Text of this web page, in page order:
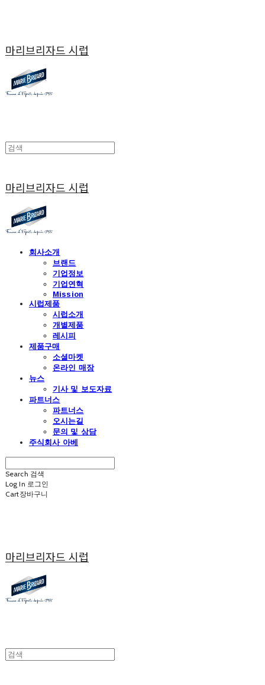
마리브리자드 시럽
마리브리자드 시럽
회사소개
브랜드
기업정보
기업연혁
Mission
시럽제품
시럽소개
개별제품
레시피
제품구매
소셜마켓
온라인 매장
뉴스
기사 및 보도자료
파트너스
파트너스
오시는길
문의 및 상담
주식회사 아베
Search 검색
Log In 로그인
Cart장바구니
마리브리자드 시럽